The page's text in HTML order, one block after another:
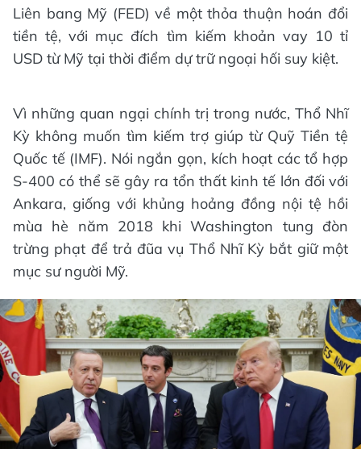
Liên bang Mỹ (FED) về một thỏa thuận hoán đổi
tiền tệ, với mục đích tìm kiếm khoản vay 10 tỉ
USD từ Mỹ tại thời điểm dự trữ ngoại hối suy kiệt.
Vì những quan ngại chính trị trong nước, Thổ Nhĩ
Kỳ không muốn tìm kiếm trợ giúp từ Quỹ Tiền tệ
Quốc tế (IMF). Nói ngắn gọn, kích hoạt các tổ hợp
S-400 có thể sẽ gây ra tổn thất kinh tế lớn đối với
Ankara, giống với khủng hoảng đồng nội tệ hồi
mùa hè năm 2018 khi Washington tung đòn
trừng phạt để trả đũa vụ Thổ Nhĩ Kỳ bắt giữ một
mục sư người Mỹ.